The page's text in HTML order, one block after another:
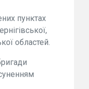
пунктах
областей.